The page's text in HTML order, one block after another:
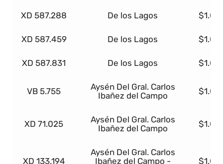
XD 587.288 De los Lagos
XD 587.459 De los Lagos
XD 587.831 De los Lagos
VB 5.755
Aysén Del Gral. Carlos
Ibañez del Campo
XD 71.025
Aysén Del Gral. Carlos
Ibañez del Campo
XD 133.194
Aysén Del Gral. Carlos
Ibañez del Campo -